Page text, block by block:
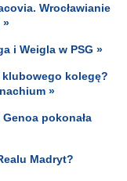
Wrocławianie
»
i Weigla w PSG »
kolegę?
»
pokonała
Madryt?